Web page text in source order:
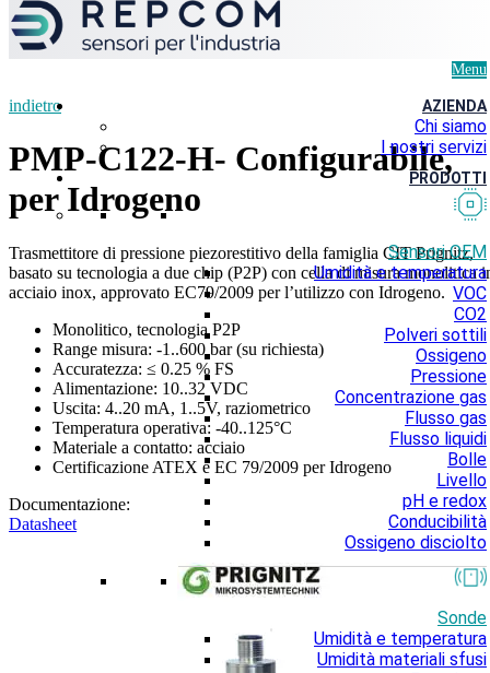
Menu
AZIENDA
Chi siamo
I nostri servizi
PRODOTTI
Sensori OEM
Umidità e temperatura
VOC
CO2
Polveri sottili
Ossigeno
Pressione
Concentrazione gas
Flusso gas
Flusso liquidi
Bolle
Livello
pH e redox
Conducibilità
Ossigeno disciolto
Sonde
Umidità e temperatura
Umidità materiali sfusi
indietro
PMP-С122-H- Configurabile,
per Idrogeno
Trasmettitore di pressione piezorestitivo della famiglia CIT Prignitz,
basato su tecnologia a due chip (P2P) con cella di misura monolitica
acciaio inox, approvato EC79/2009 per l’utilizzo con Idrogeno.
Monolitico, tecnologia P2P
Range misura: -1..600 bar (su richiesta)
Accuratezza: ≤ 0.25 % FS
Alimentazione: 10..32 VDC
Uscita: 4..20 mA, 1..5V, raziometrico
Temperatura operativa: -40..125°C
Materiale a contatto: acciaio
Certificazione ATEX e EC 79/2009 per Idrogeno
Documentazione:
Datasheet